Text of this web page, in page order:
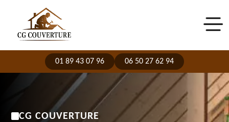
01 89 43 07 96 06 50 27 62 94
CG COUVERTURE